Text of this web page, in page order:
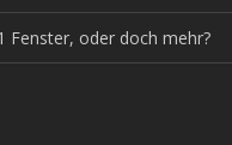
Fenster, oder doch mehr?